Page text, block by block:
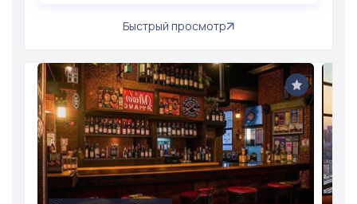
Быстрый просмотр